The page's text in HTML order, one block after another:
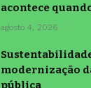
acontece
agosto 4, 2026
modernização
pública